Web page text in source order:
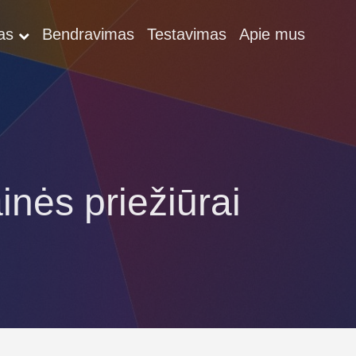
Bendravimas Testavimas Apie mus
priežiūrai